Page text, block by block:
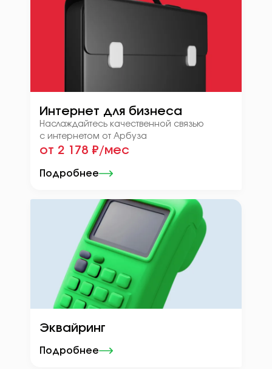
Интернет для бизнеса
Наслаждайтесь качественной связью
с интернетом от Арбуза
от 2 178 ₽/мес
Подробнее
Эквайринг
Подробнее